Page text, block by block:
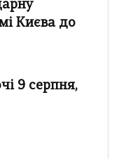
Києва до
9 серпня,